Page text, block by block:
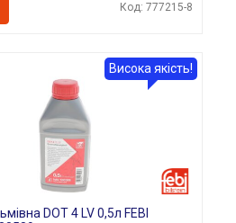
Код: 777215-8
DOT 4 LV 0,5л FEBI
Висока якість!